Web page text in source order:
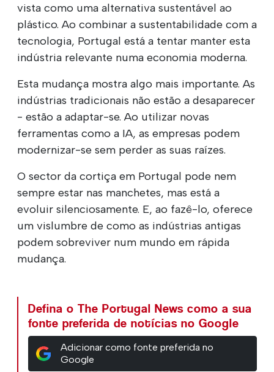
vista como uma alternativa sustentável ao
plástico. Ao combinar a sustentabilidade com a
tecnologia, Portugal está a tentar manter esta
indústria relevante numa economia moderna.
Esta mudança mostra algo mais importante. As
indústrias tradicionais não estão a desaparecer
- estão a adaptar-se. Ao utilizar novas
ferramentas como a IA, as empresas podem
modernizar-se sem perder as suas raízes.
O sector da cortiça em Portugal pode nem
sempre estar nas manchetes, mas está a
evoluir silenciosamente. E, ao fazê-lo, oferece
um vislumbre de como as indústrias antigas
podem sobreviver num mundo em rápida
mudança.
Defina o The Portugal News como a sua
fonte preferida de notícias no Google
Adicionar como fonte preferida no
Google